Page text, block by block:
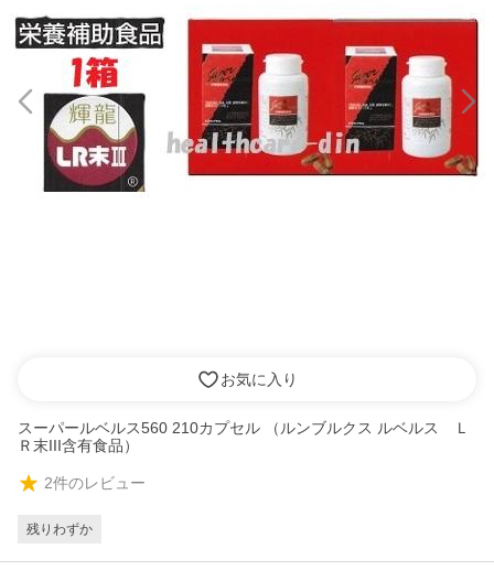
お気に入り
スーパールベルス560 210カプセル （ルンブルクス ルベルス Ｌ
Ｒ末III含有食品）
2件のレビュー
残りわずか